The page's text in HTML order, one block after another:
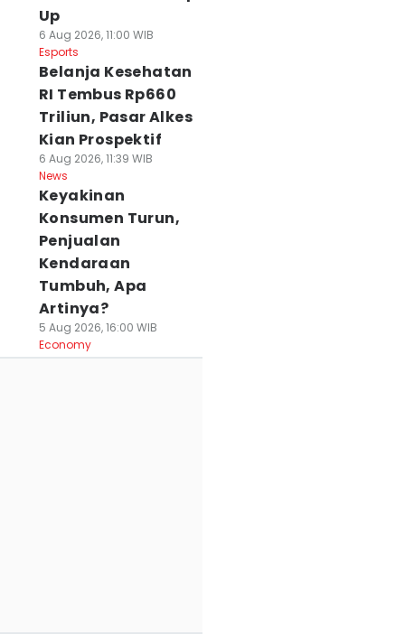
Up
6 Aug 2026, 11:00 WIB
Esports
Belanja Kesehatan
RI Tembus Rp660
Triliun, Pasar Alkes
Kian Prospektif
6 Aug 2026, 11:39 WIB
News
Keyakinan
Konsumen Turun,
Penjualan
Kendaraan
Tumbuh, Apa
Artinya?
5 Aug 2026, 16:00 WIB
Economy